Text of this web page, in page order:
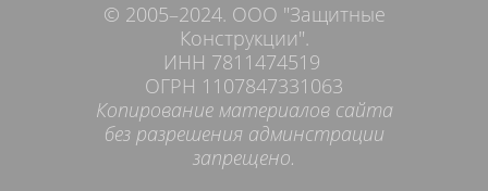
© 2005–2024. ООО "Защитные
Конструкции".
ИНН 7811474519
ОГРН 1107847331063
Копирование материалов сайта
без разрешения админстрации
запрещено.